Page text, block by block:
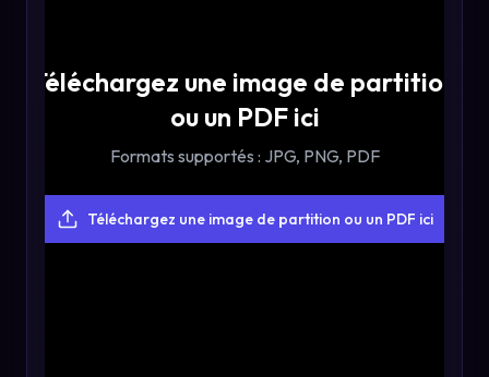
Téléchargez une image de partition
ou un PDF ici
Formats supportés : JPG, PNG, PDF
Téléchargez une image de partition ou un PDF ici